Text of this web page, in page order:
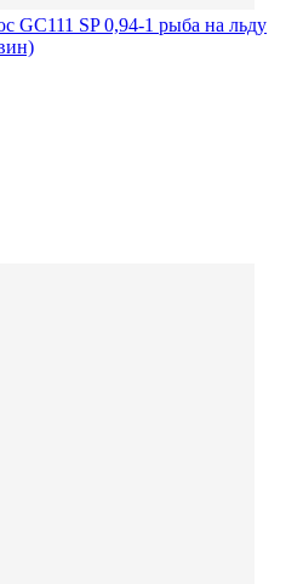
GC111 SP 0,94-1 рыба на льду